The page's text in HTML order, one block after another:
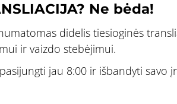
Ne bėda!
didelis tiesioginės
ir vaizdo stebėjimui.
jau 8:00 ir išbandyti savo